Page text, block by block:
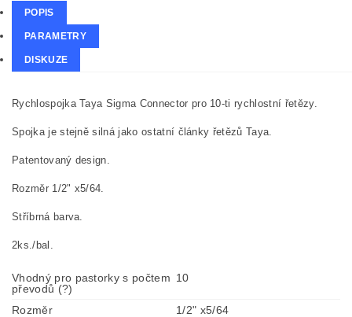
POPIS
PARAMETRY
DISKUZE
Rychlospojka Taya Sigma Connector pro 10-ti rychlostní řetězy.
Spojka je stejně silná jako ostatní články řetězů Taya.
Patentovaný design.
Rozměr 1/2" x5/64.
Stříbrná barva.
2ks./bal.
Vhodný pro pastorky s počtem
převodů (?)
10
Rozměr
1/2" x5/64